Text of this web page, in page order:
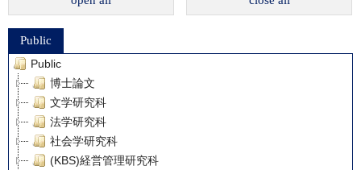
Public
Public
博士論文
文学研究科
法学研究科
社会学研究科
(KBS)経営管理研究科